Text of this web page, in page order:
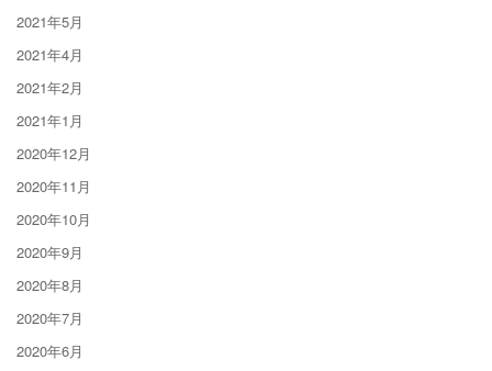
2021年5月
2021年4月
2021年2月
2021年1月
2020年12月
2020年11月
2020年10月
2020年9月
2020年8月
2020年7月
2020年6月